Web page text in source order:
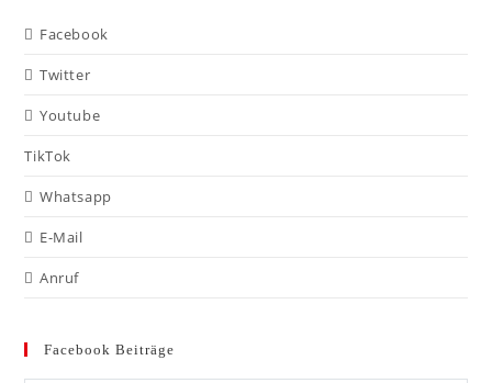
Facebook
Twitter
Youtube
TikTok
Whatsapp
E-Mail
Anruf
Facebook Beiträge